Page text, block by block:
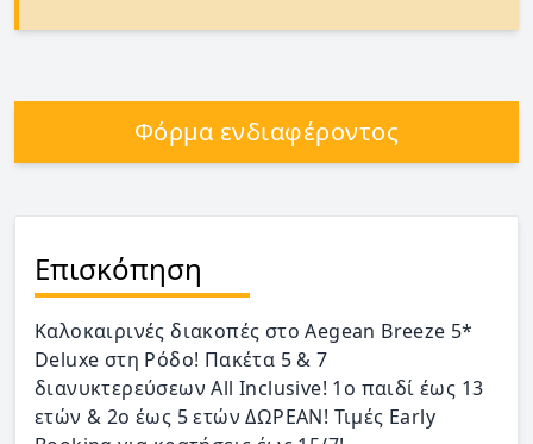
Φόρμα ενδιαφέροντος
Επισκόπηση
Καλοκαιρινές διακοπές στο Aegean Breeze 5*
Deluxe στη Ρόδο! Πακέτα 5 & 7
διανυκτερεύσεων All Inclusive! 1ο παιδί έως 13
ετών & 2ο έως 5 ετών ΔΩΡΕΑΝ! Τιμές Early